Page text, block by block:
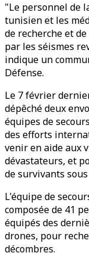
"Le personnel de
tunisien et les
de recherche et
par les séismes
indique un
Défense.
Le 7 février
dépêché deux
équipes de
des efforts
venir en aide aux
dévastateurs, et
de survivants
L'équipe de
composée de 41
équipés des
drones, pour
décombres.